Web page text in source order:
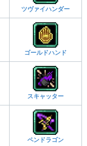
ツヴァイハンダー
ゴールドハンド
スキャッター
ペンドラゴン